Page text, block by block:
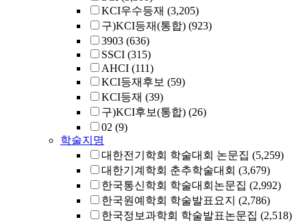
KCI우수등재 (3,205)
구)KCI등재(통합) (923)
3903 (636)
SSCI (315)
AHCI (111)
KCI등재후보 (59)
KCI등재 (39)
구)KCI후보(통합) (26)
02 (9)
학술지명
대한전기학회 학술대회 논문집 (5,259)
대한기계학회 춘추학술대회 (3,679)
한국통신학회 학술대회논문집 (2,992)
한국원예학회 학술발표요지 (2,786)
한국정보과학회 학술발표논문집 (2,518)